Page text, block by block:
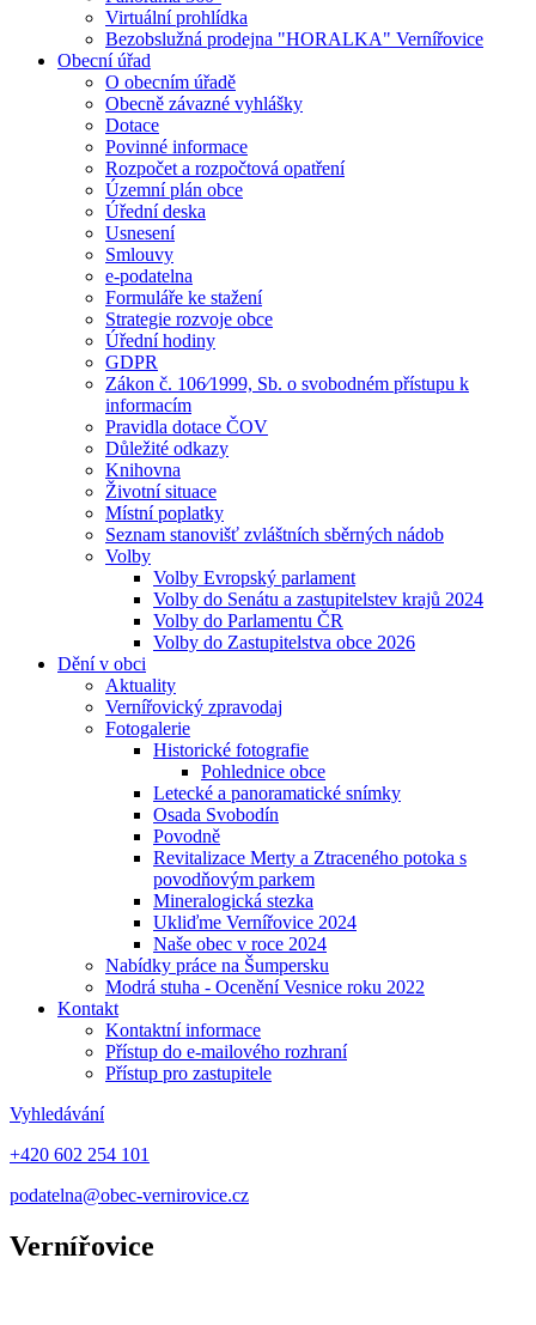
Virtuální prohlídka
Bezobslužná prodejna "HORALKA" Vernířovice
Obecní úřad
O obecním úřadě
Obecně závazné vyhlášky
Dotace
Povinné informace
Rozpočet a rozpočtová opatření
Územní plán obce
Úřední deska
Usnesení
Smlouvy
e-podatelna
Formuláře ke stažení
Strategie rozvoje obce
Úřední hodiny
GDPR
Zákon č. 106⁄1999, Sb. o svobodném přístupu k
informacím
Pravidla dotace ČOV
Důležité odkazy
Knihovna
Životní situace
Místní poplatky
Seznam stanovišť zvláštních sběrných nádob
Volby
Volby Evropský parlament
Volby do Senátu a zastupitelstev krajů 2024
Volby do Parlamentu ČR
Volby do Zastupitelstva obce 2026
Dění v obci
Aktuality
Vernířovický zpravodaj
Fotogalerie
Historické fotografie
Pohlednice obce
Letecké a panoramatické snímky
Osada Svobodín
Povodně
Revitalizace Merty a Ztraceného potoka s
povodňovým parkem
Mineralogická stezka
Ukliďme Vernířovice 2024
Naše obec v roce 2024
Nabídky práce na Šumpersku
Modrá stuha - Ocenění Vesnice roku 2022
Kontakt
Kontaktní informace
Přístup do e-mailového rozhraní
Přístup pro zastupitele
Vyhledávání
+420 602 254 101
podatelna@obec-vernirovice.cz
Vernířovice